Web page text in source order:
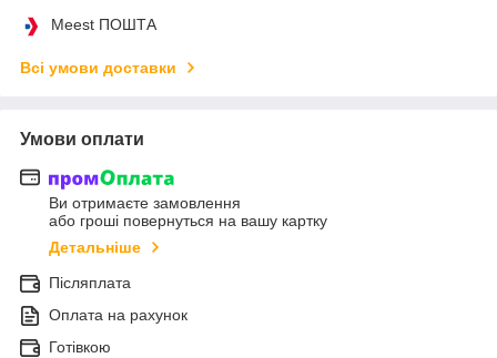
Meest ПОШТА
Всі умови доставки
Умови оплати
Ви отримаєте замовлення
або гроші повернуться на вашу картку
Детальніше
Післяплата
Оплата на рахунок
Готівкою